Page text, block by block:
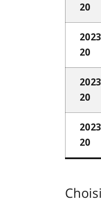
20
20
20
20